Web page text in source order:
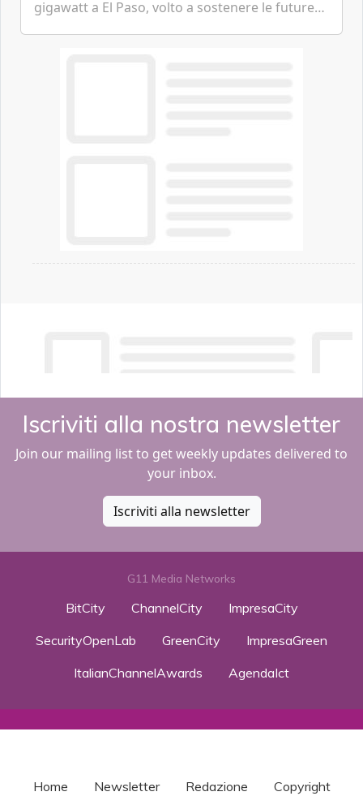
gigawatt a El Paso, volto a sostenere le future
Iscriviti alla nostra newsletter
Join our mailing list to get weekly updates delivered to
your inbox.
Iscriviti alla newsletter
G11 Media Networks
BitCity ChannelCity
ImpresaCity
SecurityOpenLab
GreenCity
ImpresaGreen
ItalianChannelAwards
AgendaIct
Home Newsletter Redazione Copyright